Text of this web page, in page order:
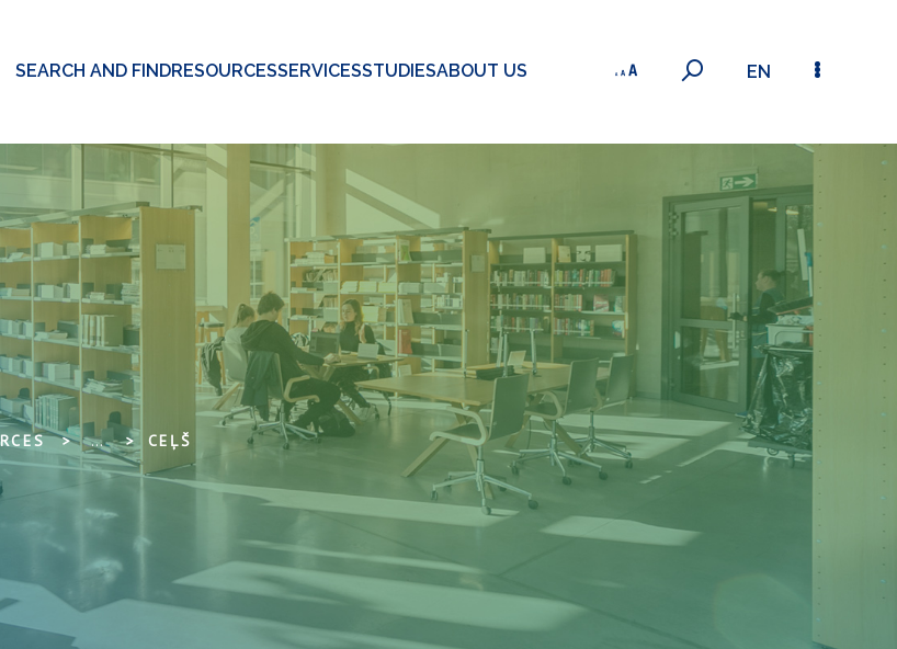
SEARCH AND FINDRESOURCESSERVICESSTUDIESABOUT US EN
... CEĻŠ